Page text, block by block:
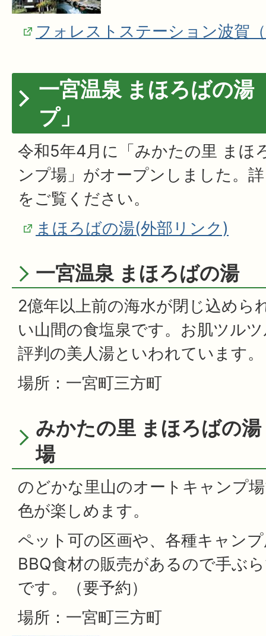
フォレストステーション波賀
一宮温泉 まほろばの湯
プ」
令和5年4月に「みかたの里 まほ
ンプ場」がオープンしました。
をご覧ください。
まほろばの湯(外部リンク)
一宮温泉 まほろばの湯
2億年以上前の海水が閉じ込めら
い山間の食塩泉です。お肌ツル
評判の美人湯といわれています。
場所：一宮町三方町
みかたの里 まほろばの
場
のどかな里山のオートキャンプ
色が楽しめます。
ペット可の区画や、各種キャン
BBQ食材の販売があるので手ぶ
です。（要予約）
場所：一宮町三方町